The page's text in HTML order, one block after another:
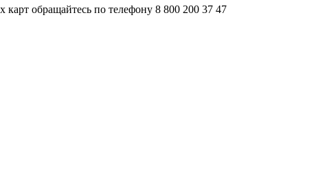
обращайтесь по телефону 8 800 200 37 47